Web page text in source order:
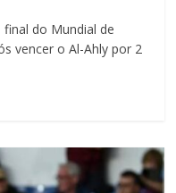
final do Mundial de
vencer o Al-Ahly por 2